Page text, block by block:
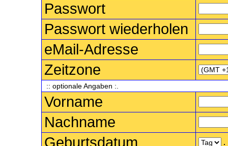
Passwort
Passwort wiederholen
eMail-Adresse
Zeitzone
:: optionale Angaben :.
Vorname
Nachname
Geburtsdatum
.